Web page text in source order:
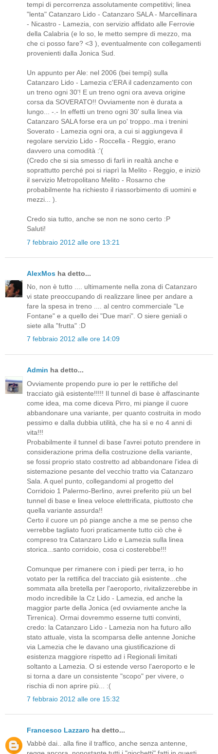
tempi di percorrenza assolutamente competitivi; linea
"lenta" Catanzaro Lido - Catanzaro SALA - Marcellinara
- Nicastro - Lamezia, con servizio affidato alle Ferrovie
della Calabria (e lo so, le metto sempre di mezzo, ma
che ci posso fare? <3 ), eventualmente con collegamenti
provenienti dalla Jonica Sud.
Un appunto per Ale: nel 2006 (bei tempi) sulla
Catanzaro Lido - Lamezia c'ERA il cadenzamento con
un treno ogni 30'! E un treno ogni ora aveva origine
corsa da SOVERATO!! Ovviamente non è durata a
lungo... -.- In effetti un treno ogni 30' sulla linea via
Catanzaro SALA forse era un po' troppo..ma i trenini
Soverato - Lamezia ogni ora, a cui si aggiungeva il
regolare servizio Lido - Roccella - Reggio, erano
davvero una comodità :'(
(Credo che si sia smesso di farli in realtà anche e
soprattutto perché poi si riaprì la Melito - Reggio, e iniziò
il servizio Metropolitano Melito - Rosarno che
probabilmente ha richiesto il riassorbimento di uomini e
mezzi... ).
Credo sia tutto, anche se non ne sono certo :P
Saluti!
7 febbraio 2012 alle ore 13:21
AlexMos ha detto...
No, non è tutto .... ultimamente nella zona di Catanzaro
vi state preoccupando di realizzare linee per andare a
fare la spesa in treno .... al centro commerciale "Le
Fontane" e a quello dei "Due mari". O siere geniali o
siete alla "frutta" :D
7 febbraio 2012 alle ore 14:09
Admin ha detto...
Ovviamente propendo pure io per le rettifiche del
tracciato già esistente!!!!! Il tunnel di base è affascinante
come idea, ma come diceva Pirro, mi piange il cuore
abbandonare una variante, per quanto costruita in modo
pessimo e dalla dubbia utilità, che ha sì e no 4 anni di
vita!!!
Probabilmente il tunnel di base l'avrei potuto prendere in
considerazione prima della costruzione della variante,
se fossi proprio stato costretto ad abbandonare l'idea di
sistemazione pesante del vecchio tratto via Catanzaro
Sala. A quel punto, collegandomi al progetto del
Corridoio 1 Palermo-Berlino, avrei preferito più un bel
tunnel di base e linea veloce elettrificata, piuttosto che
quella variante assurda!!
Certo il cuore un pò piange anche a me se penso che
verrebbe tagliato fuori praticamente tutto ciò che è
compreso tra Catanzaro Lido e Lamezia sulla linea
storica...santo corridoio, cosa ci costerebbe!!!
Comunque per rimanere con i piedi per terra, io ho
votato per la rettifica del tracciato già esistente...che
sommata alla bretella per l'aeroporto, rivitalizzerebbe in
modo incredibile la Cz Lido - Lamezia, ed anche la
maggior parte della Jonica (ed ovviamente anche la
Tirrenica). Ormai dovremmo esserne tutti convinti,
credo: la Catanzaro Lido - Lamezia non ha futuro allo
stato attuale, vista la scomparsa delle antenne Joniche
via Lamezia che le davano una giustificazione di
esistenza maggiore rispetto ad i Regionali limitati
soltanto a Lamezia. O si estende verso l'aeroporto e le
si torna a dare un consistente "scopo" per vivere, o
rischia di non aprire più... :(
7 febbraio 2012 alle ore 15:32
Francesco Lazzaro ha detto...
Vabbè dai.. alla fine il traffico, anche senza antenne,